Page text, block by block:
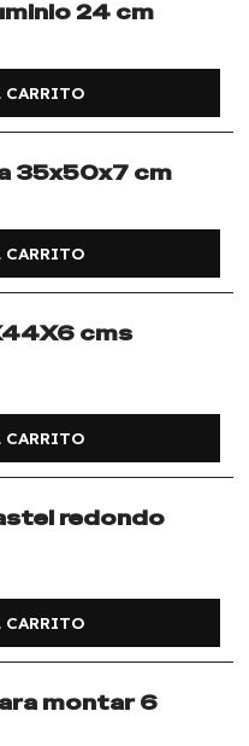
24 cm
CARRITO
35x50x7 cm
CARRITO
cms
CARRITO
redondo
CARRITO
montar 6